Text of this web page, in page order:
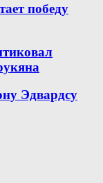
победу
Эдвардсу